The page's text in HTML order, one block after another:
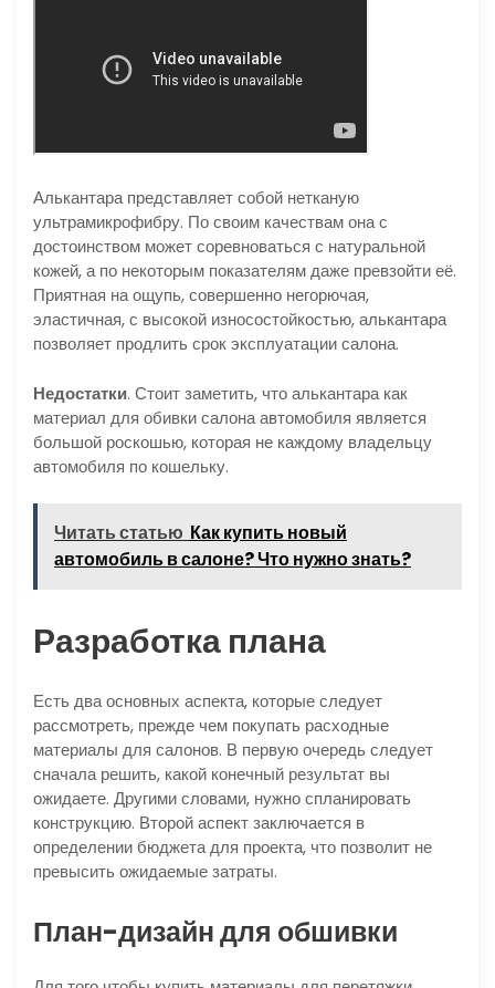
Алькантара представляет собой нетканую
ультрамикрофибру. По своим качествам она с
достоинством может соревноваться с натуральной
кожей, а по некоторым показателям даже превзойти её.
Приятная на ощупь, совершенно негорючая,
эластичная, с высокой износостойкостью, алькантара
позволяет продлить срок эксплуатации салона.
Недостатки. Стоит заметить, что алькантара как
материал для обивки салона автомобиля является
большой роскошью, которая не каждому владельцу
автомобиля по кошельку.
Читать статью Как купить новый
автомобиль в салоне? Что нужно знать?
Разработка плана
Есть два основных аспекта, которые следует
рассмотреть, прежде чем покупать расходные
материалы для салонов. В первую очередь следует
сначала решить, какой конечный результат вы
ожидаете. Другими словами, нужно спланировать
конструкцию. Второй аспект заключается в
определении бюджета для проекта, что позволит не
превысить ожидаемые затраты.
План-дизайн для обшивки